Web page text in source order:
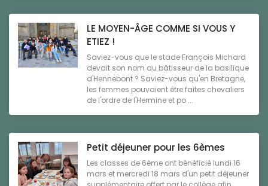
LE MOYEN-ÂGE COMME SI VOUS Y
ETIEZ !
Saviez-vous que le stade François Michard
devait son nom au bâtisseur de la basilique
d'Hennebont ? Saviez-vous qu'en Bretagne,
les femmes pouvaient être faites chevaliers
de l'ordre de l'Hermine et po ...
Petit déjeuner pour les 6èmes
Les classes de 6ème ont bénéficié lundi 16
mars et mercredi 18 mars d'un petit déjeuner